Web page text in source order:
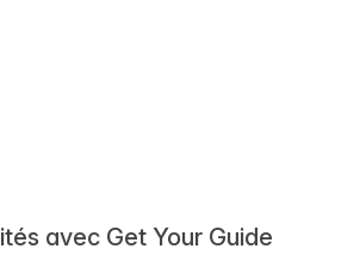
avec Get Your Guide